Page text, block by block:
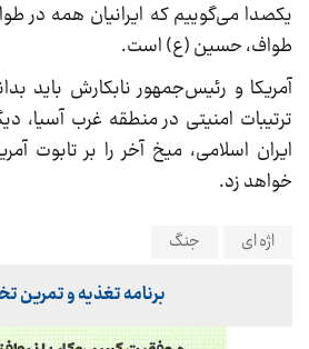
یکصدا می‌گوییم که ایرانیان همه در
طواف، حسین (ع) است.
آمریکا و رئیس‌جمهور نابکارش باید
ترتیبات امنیتی در منطقه غرب آسیا،
ایران اسلامی، میخ آخر را بر تابوت
خواهد زد.
اژه ای جنگ
برنامه تغذیه و